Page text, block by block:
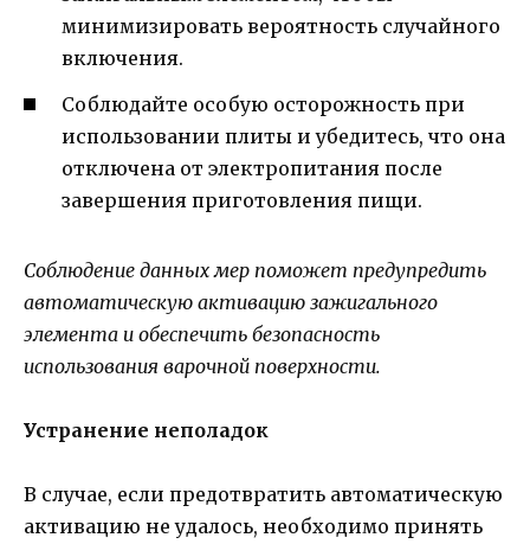
минимизировать вероятность случайного
включения.
Соблюдайте особую осторожность при
использовании плиты и убедитесь, что она
отключена от электропитания после
завершения приготовления пищи.
Соблюдение данных мер поможет предупредить
автоматическую активацию зажигального
элемента и обеспечить безопасность
использования варочной поверхности.
Устранение неполадок
В случае, если предотвратить автоматическую
активацию не удалось, необходимо принять